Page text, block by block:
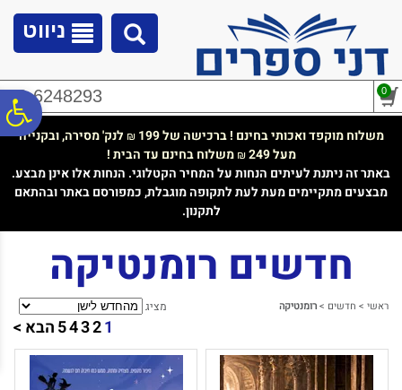
נגישות
ניווט
02-6248293 0
משלוח מוקפד ואכותי בחינם ! ברכישה של 199 ₪ לנק' מסירה, ובקנייה
מעל 249
₪משלוח בחינם עד הבית !
באתר זה ניתנת לעיתים הנחות על המחיר הקטלוגי. הנחות אלו אינן מבצע.
מבצעים מתקיימים מעת לעת לתקופה מוגבלת, כמפורסם באתר ובהתאם
לתקנון.
חדשים רומנטיקה
ראשי > חדשים >רומנטיקה מציג
1
2
3
4
5הבא >